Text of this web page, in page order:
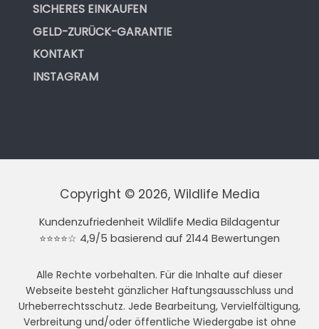
SICHERES EINKAUFEN
GELD-ZURÜCK-GARANTIE
KONTAKT
INSTAGRAM
Copyright © 2026, Wildlife Media
Kundenzufriedenheit Wildlife Media Bildagentur
⭐⭐⭐⭐☆ 4,9/5 basierend auf 2144 Bewertungen
Alle Rechte vorbehalten. Für die Inhalte auf dieser
Webseite besteht gänzlicher Haftungsausschluss und
Urheberrechtsschutz. Jede Bearbeitung, Vervielfältigung,
Verbreitung und/oder öffentliche Wiedergabe ist ohne